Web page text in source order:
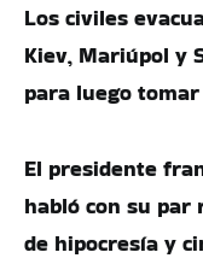
Los civiles
Kiev, Mariúpol y
para luego
El presidente
habló con su par
de hipocresía y